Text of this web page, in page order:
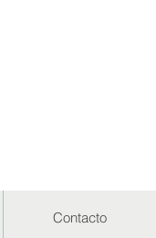
Contacto